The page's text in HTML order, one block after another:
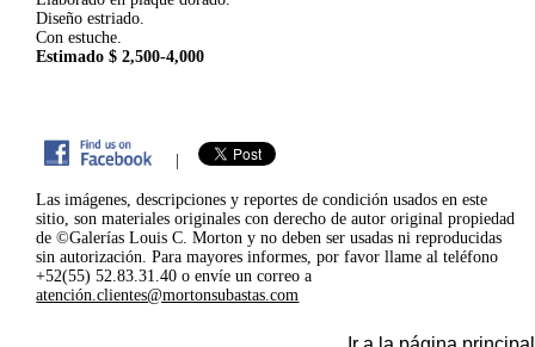
Diseño estriado.
Con estuche.
Estimado $ 2,500-4,000
|
Las imágenes, descripciones y reportes de condición usados en este
sitio, son materiales originales con derecho de autor original propiedad
de ©Galerías Louis C. Morton y no deben ser usadas ni reproducidas
sin autorización. Para mayores informes, por favor llame al teléfono
+52(55) 52.83.31.40 o envíe un correo a
atención.clientes@mortonsubastas.com